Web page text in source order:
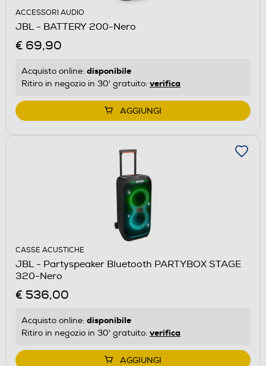
ACCESSORI AUDIO
JBL - BATTERY 200-Nero
€ 69,90
Acquisto online: disponibile
Ritiro in negozio in 30' gratuito: verifica
AGGIUNGI
CASSE ACUSTICHE
JBL - Partyspeaker Bluetooth PARTYBOX STAGE
320-Nero
€ 536,00
Acquisto online: disponibile
Ritiro in negozio in 30' gratuito: verifica
AGGIUNGI